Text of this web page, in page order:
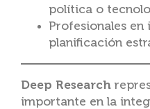
política o
Profesionales en
planificación
Deep Research
importante en la